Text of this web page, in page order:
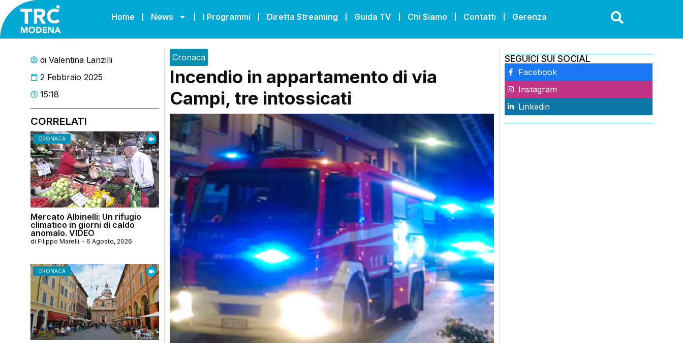
Home News I Programmi Diretta Streaming Guida TV Chi Siamo Contatti Gerenza
di Valentina Lanzilli
2 Febbraio 2025
15:18
CORRELATI
CRONACA
Mercato Albinelli: Un rifugio
climatico in giorni di caldo
anomalo. VIDEO
di Filippo Marelli - 6 Agosto, 2026
CRONACA
Cronaca
Incendio in appartamento di via
Campi, tre intossicati
SEGUICI SUI SOCIAL
Facebook
Instagram
Linkedin